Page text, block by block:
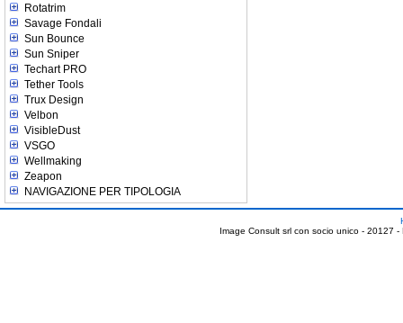
Rotatrim
Savage Fondali
Sun Bounce
Sun Sniper
Techart PRO
Tether Tools
Trux Design
Velbon
VisibleDust
VSGO
Wellmaking
Zeapon
NAVIGAZIONE PER TIPOLOGIA
Image Consult srl con socio unico - 20127